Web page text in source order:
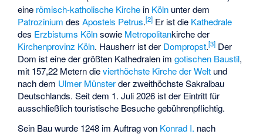
eine römisch-katholische Kirche in Köln unter dem
Patrozinium desApostels Petrus.[2] Er ist die Kathedrale
des Erzbistums Kölnsowie Metropolitan­kirche der
Kirchenprovinz Köln. Hausherr ist der Dompropst.[3] Der
Dom ist eine der größten Kathedralen imgotischen Baustil,
mit 157,22 Metern dievierthöchste Kirche der Welt und
nach dem Ulmer Münsterderzweithöchste Sakralbau
Deutschlands. Seit dem 1. Juli 2026 ist der Eintritt für
ausschließlich touristische Besuche gebührenpflichtig.
Sein Bau wurde 1248 im Auftrag von Konrad I. nach